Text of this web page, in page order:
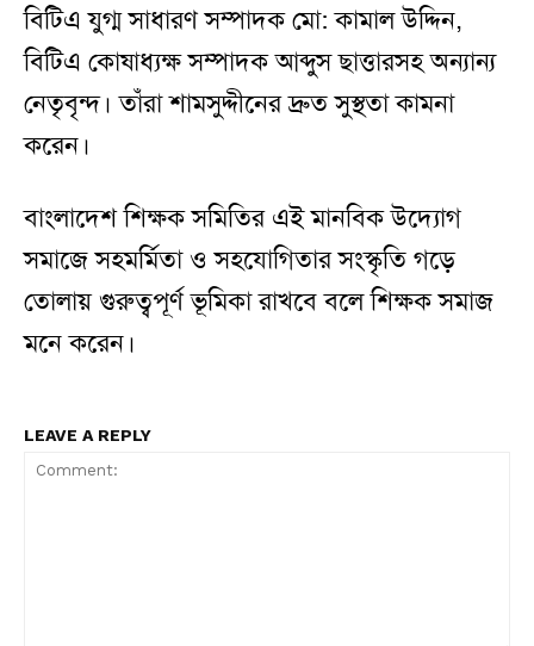
বিটিএ যুগ্ম সাধারণ সম্পাদক মো: কামাল উদ্দিন,
বিটিএ কোষাধ্যক্ষ সম্পাদক আব্দুস ছাত্তারসহ অন্যান্য
নেতৃবৃন্দ। তাঁরা শামসুদ্দীনের দ্রুত সুস্থতা কামনা
করেন।
বাংলাদেশ শিক্ষক সমিতির এই মানবিক উদ্যোগ
সমাজে সহমর্মিতা ও সহযোগিতার সংস্কৃতি গড়ে
তোলায় গুরুত্বপূর্ণ ভূমিকা রাখবে বলে শিক্ষক সমাজ
মনে করেন।
LEAVE A REPLY